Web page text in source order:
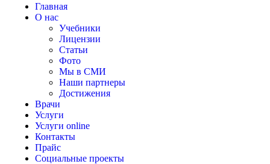
Главная
О нас
Учебники
Лицензии
Статьи
Фото
Мы в СМИ
Наши партнеры
Достижения
Врачи
Услуги
Услуги online
Контакты
Прайс
Социальные проекты